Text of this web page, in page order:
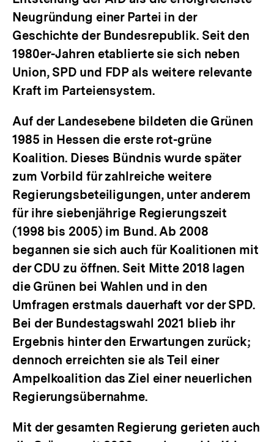
Neugründung einer Partei in der
Geschichte der Bundesrepublik. Seit den
1980er-Jahren etablierte sie sich neben
Union, SPD und FDP als weitere relevante
Kraft im Parteiensystem.
Auf der Landesebene bildeten die Grünen
1985 in Hessen die erste rot-grüne
Koalition. Dieses Bündnis wurde später
zum Vorbild für zahlreiche weitere
Regierungsbeteiligungen, unter anderem
für ihre siebenjährige Regierungszeit
(1998 bis 2005) im Bund. Ab 2008
begannen sie sich auch für Koalitionen mit
der CDU zu öffnen. Seit Mitte 2018 lagen
die Grünen bei Wahlen und in den
Umfragen erstmals dauerhaft vor der SPD.
Bei der Bundestagswahl 2021 blieb ihr
Ergebnis hinter den Erwartungen zurück;
dennoch erreichten sie als Teil einer
Ampelkoalition das Ziel einer neuerlichen
Regierungsübernahme.
Mit der gesamten Regierung gerieten auch